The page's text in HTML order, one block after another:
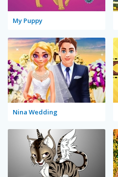
My Puppy
Nina Wedding